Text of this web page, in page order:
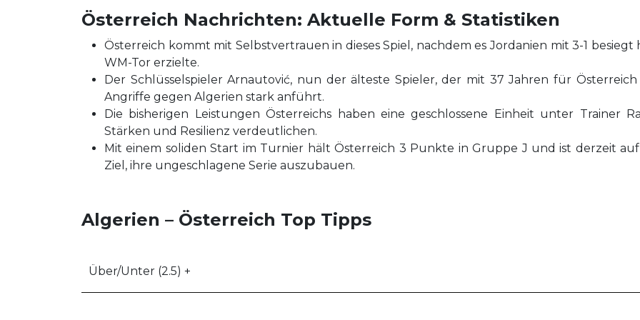
Österreich Nachrichten: Aktuelle Form & Statistiken
Österreich kommt mit Selbstvertrauen in dieses Spiel, nachdem es Jordanien mit 3-1 besiegt
WM-Tor erzielte.
Der Schlüsselspieler Arnautović, nun der älteste Spieler, der mit 37 Jahren für
Angriffe gegen Algerien stark anführt.
Die bisherigen Leistungen Österreichs haben eine geschlossene Einheit unter Trainer
Stärken und Resilienz verdeutlichen.
Mit einem soliden Start im Turnier hält Österreich 3 Punkte in Gruppe J und ist derzeit
Ziel, ihre ungeschlagene Serie auszubauen.
Algerien – Österreich Top Tipps
Über/Unter (2.5) +